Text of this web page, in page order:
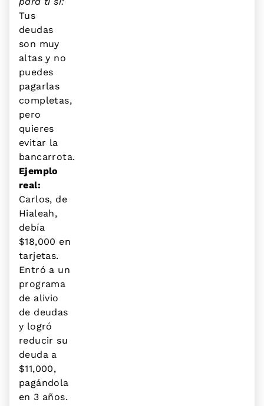
Tus
deudas
son muy
altas y no
puedes
pagarlas
completas,
pero
quieres
evitar la
bancarrota.
Ejemplo
real:
Carlos, de
Hialeah,
debía
$18,000 en
tarjetas.
Entró a un
programa
de alivio
de deudas
y logró
reducir su
deuda a
$11,000,
pagándola
en 3 años.